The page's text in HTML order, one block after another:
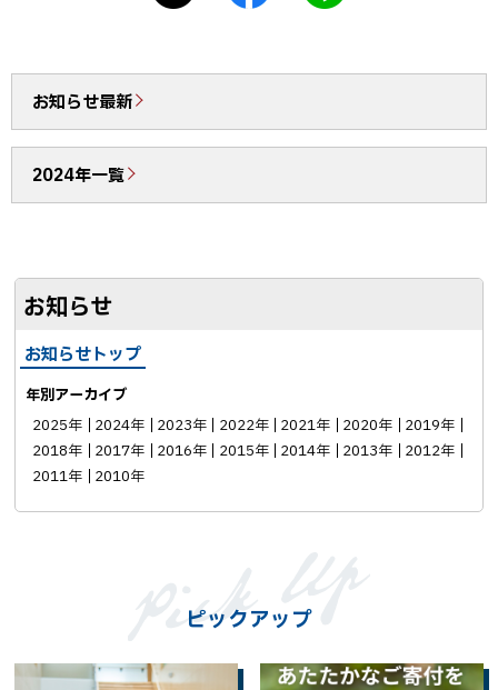
o
o
シ
送
る
お知らせ最新
2024年一覧
お知らせ
お知らせトップ
年別アーカイブ
2025年
2024年 2023年 2022年 2021年 2020年
2019年
2018年
2017年 2016年 2015年 2014年 2013年
2012年
2011年
2010年
ピックアップ